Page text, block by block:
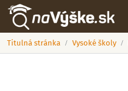
Titulná stránka Vysoké školy